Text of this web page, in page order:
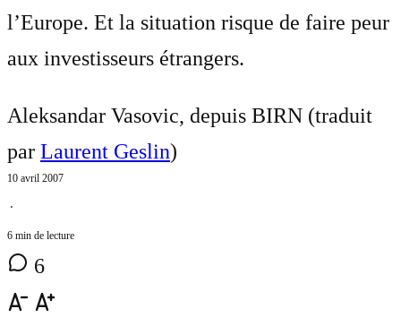
l’Europe. Et la situation risque de faire peur
aux investisseurs étrangers.
Aleksandar Vasovic, depuis BIRN (traduit
par Laurent Geslin)
10 avril 2007
⋅
6 min de lecture
6